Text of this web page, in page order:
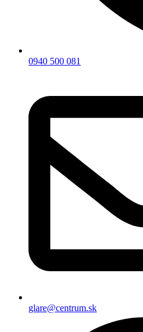
0940 500 081
glare@centrum.sk